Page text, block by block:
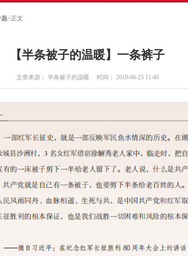
题>正文
【半条被子的温暖】一条裤子
文章来源： 半条被子的温暖 时间： 2019-06-25 11:40